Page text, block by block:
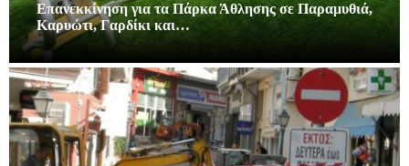
Επανεκκίνηση για τα Πάρκα Άθλησης σε Παραμυθιά,
Καρυώτι, Γαρδίκι και…